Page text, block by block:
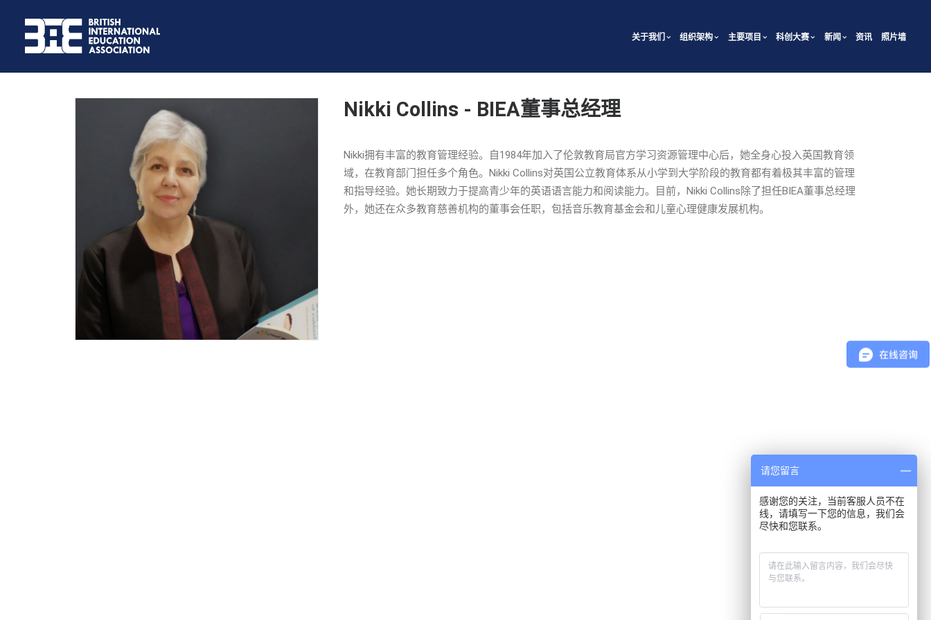
关于我们 组织架构 主要项目 科创大赛 新闻 资讯 照片墙
Nikki Collins - BIEA董事总经理
Nikki拥有丰富的教育管理经验。自1984年加入了伦敦教育局官方学习资源管理中心后，她全身心投入英国教育领
域，在教育部门担任多个角色。Nikki Collins对英国公立教育体系从小学到大学阶段的教育都有着极其丰富的管理
和指导经验。她长期致力于提高青少年的英语语言能力和阅读能力。目前，Nikki Collins除了担任BIEA董事总经理
外，她还在众多教育慈善机构的董事会任职，包括音乐教育基金会和儿童心理健康发展机构。
请您留言
感谢您的关注，当前客服人员不在
线，请填写一下您的信息，我们会
尽快和您联系。